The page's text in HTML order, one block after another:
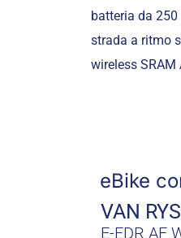
batteria da 250
strada a ritmo
wireless
eBike
VAN
E-EDR AF